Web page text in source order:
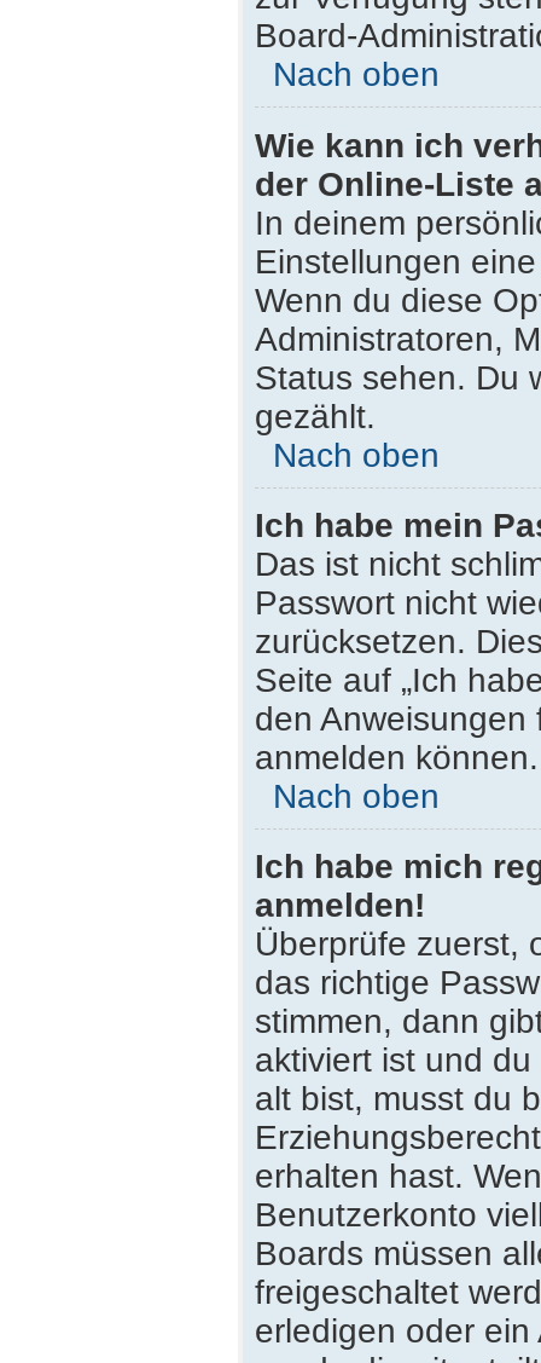
Board-
Nach oben
Wie kann ich
der Online-Liste
In deinem
Einstellungen
Wenn du diese
Administratoren,
Status sehen. Du
gezählt.
Nach oben
Ich habe mein
Das ist nicht
Passwort nicht
zurücksetzen.
Seite auf „Ich
den
anmelden können.
Nach oben
Ich habe mich
anmelden!
Überprüfe zuerst,
das richtige
stimmen, dann
aktiviert ist und
alt bist, musst du
erhalten hast.
Benutzerkonto
Boards müssen
freigeschaltet
erledigen oder